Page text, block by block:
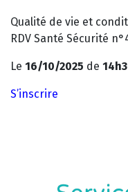
Qualité de vie et
RDV Santé Sécurité
Le 16/10/2025 de
S’inscrire